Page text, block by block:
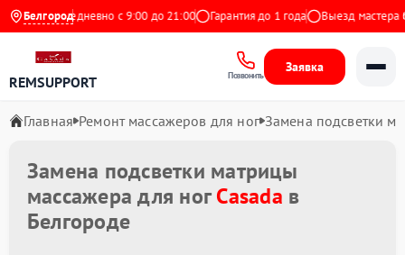
Белгород
Ежедневно с 9:00 до 21:00 Гарантия до 1 года Выезд мастера
REMSUPPORT Позвонить
Заявка
Главная Ремонт массажеров для ног Замена подсветки
Замена подсветки матрицы
массажера для ногCasada в
Белгороде